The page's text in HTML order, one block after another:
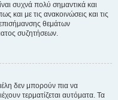
συχνά πολύ σημαντικά και
και με τις ανακοινώσεις και τις
επισήμανσης θεμάτων
συζητήσεων.
δεν μπορούν πια να
τερματίζεται αυτόματα. Τα